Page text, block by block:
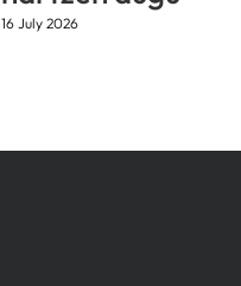
16 July 2026